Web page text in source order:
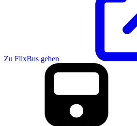
Zu FlixBus gehen